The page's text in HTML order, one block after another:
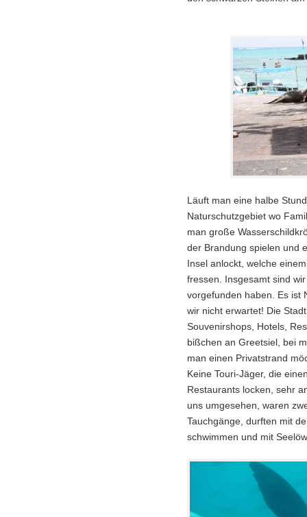
Läuft man eine halbe
Naturschutzgebiet wo
man große
der Brandung spielen und
Insel anlockt, welche
fressen. Insgesamt sind
vorgefunden haben. Es ist
wir nicht erwartet! Die
Souvenirshops, Hotels,
bißchen an Greetsiel, bei
man einen Privatstrand
Keine Touri-Jäger, die
Restaurants locken, sehr
uns umgesehen, waren
Tauchgänge, durften mit
schwimmen und mit